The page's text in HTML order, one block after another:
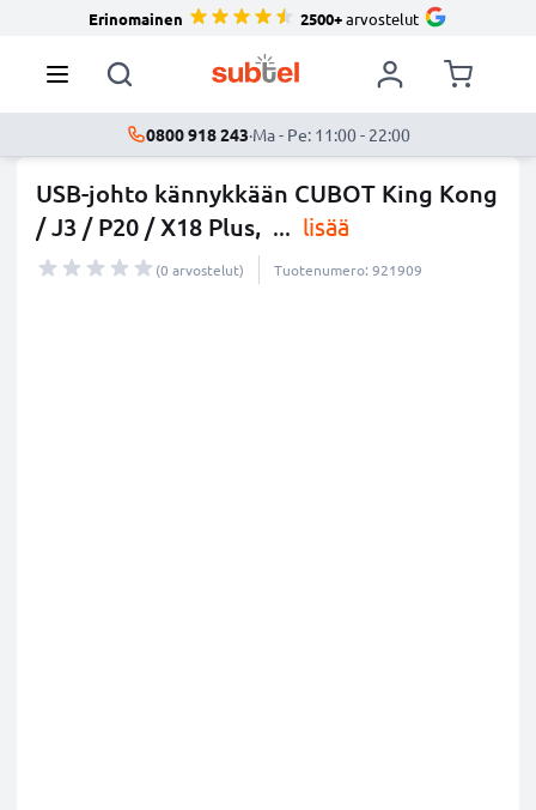
Erinomainen 2500+arvostelut
0800 918 243·Ma - Pe: 11:00 - 22:00
USB-johto kännykkään CUBOT King Kong
/ J3 / P20 / X18 Plus, ... lisää
(0 arvostelut) Tuotenumero: 921909